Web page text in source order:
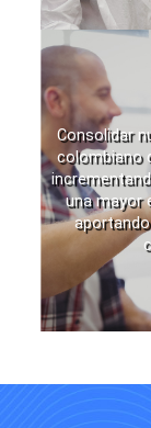
Consolidar
colombiano
una mayor